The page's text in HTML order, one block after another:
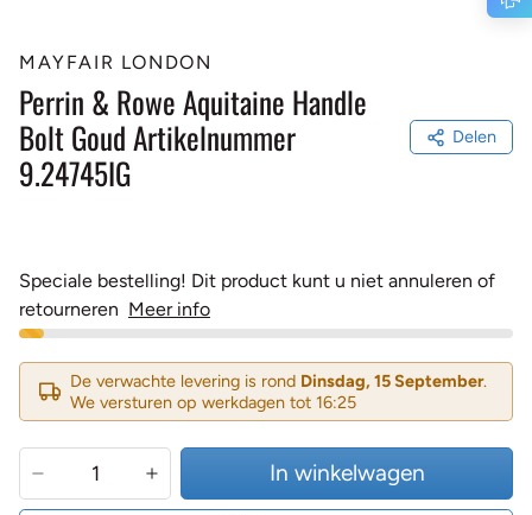
MAYFAIR LONDON
Perrin & Rowe Aquitaine Handle
Bolt Goud Artikelnummer
9.24745IG
Delen
Speciale bestelling! Dit product kunt u niet annuleren of
retourneren Meer info
De verwachte levering is rond Dinsdag, 15 September.
We versturen op werkdagen tot 16:25
In winkelwagen